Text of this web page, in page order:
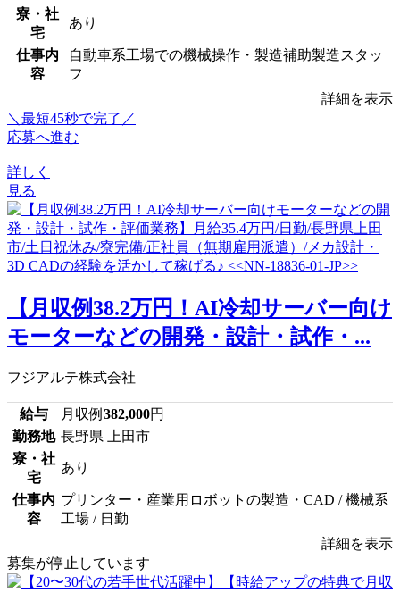
寮・社
宅
あり
仕事内
容
自動車系工場での機械操作・製造補助製造スタッ
フ
詳細を表示
＼最短45秒で完了／
応募へ進む
詳しく
見る
【月収例38.2万円！AI冷却サーバー向け
モーターなどの開発・設計・試作・...
フジアルテ株式会社
給与 月収例 382,000円
勤務地 長野県 上田市
寮・社
宅
あり
仕事内
容
プリンター・産業用ロボットの製造・CAD / 機械系
工場 / 日勤
詳細を表示
募集が停止しています